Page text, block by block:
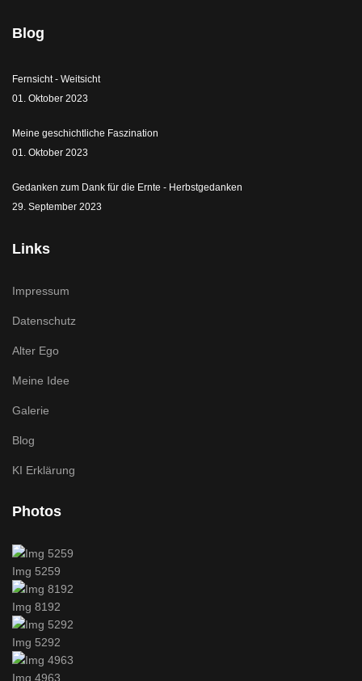
Blog
Fernsicht - Weitsicht
01. Oktober 2023
Meine geschichtliche Faszination
01. Oktober 2023
Gedanken zum Dank für die Ernte - Herbstgedanken
29. September 2023
Links
Impressum
Datenschutz
Alter Ego
Meine Idee
Galerie
Blog
KI Erklärung
Photos
Img 5259
Img 8192
Img 5292
Img 4963